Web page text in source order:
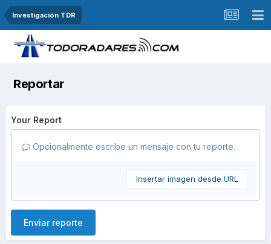
Investigación TDR
Reportar
Your Report
Opcionalmente escribe un mensaje con tu reporte.
Insertar imagen desde URL
Enviar reporte